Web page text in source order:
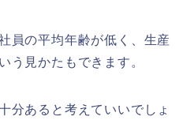
員の平均年齢が低く、生産
う見かたもできます。
分あると考えていいでしょ